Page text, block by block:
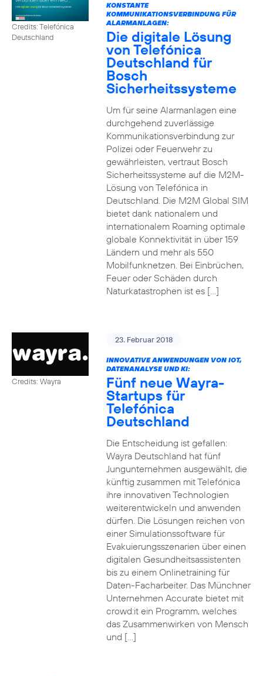
Credits: Telefónica
Deutschland
KONSTANTE
KOMMUNIKATIONSVERBINDUNG FÜR
ALARMANLAGEN:
Die digitale Lösung
von Telefónica
Deutschland für
Bosch
Sicherheitssysteme
Um für seine Alarmanlagen eine
durchgehend zuverlässige
Kommunikationsverbindung zur
Polizei oder Feuerwehr zu
gewährleisten, vertraut Bosch
Sicherheitssysteme auf die M2M-
Lösung von Telefónica in
Deutschland. Die M2M Global SIM
bietet dank nationalem und
internationalem Roaming optimale
globale Konnektivität in über 159
Ländern und mehr als 550
Mobilfunknetzen. Bei Einbrüchen,
Feuer oder Schäden durch
Naturkatastrophen ist es […]
Credits: Wayra
23. Februar 2018
INNOVATIVE ANWENDUNGEN VON IOT,
DATENANALYSE UND KI:
Fünf neue Wayra-
Startups für
Telefónica
Deutschland
Die Entscheidung ist gefallen:
Wayra Deutschland hat fünf
Jungunternehmen ausgewählt, die
künftig zusammen mit Telefónica
ihre innovativen Technologien
weiterentwickeln und anwenden
dürfen. Die Lösungen reichen von
einer Simulationssoftware für
Evakuierungsszenarien über einen
digitalen Gesundheitsassistenten
bis zu einem Onlinetraining für
Daten-Facharbeiter. Das Münchner
Unternehmen Accurate bietet mit
crowd:it ein Programm, welches
das Zusammenwirken von Mensch
und […]